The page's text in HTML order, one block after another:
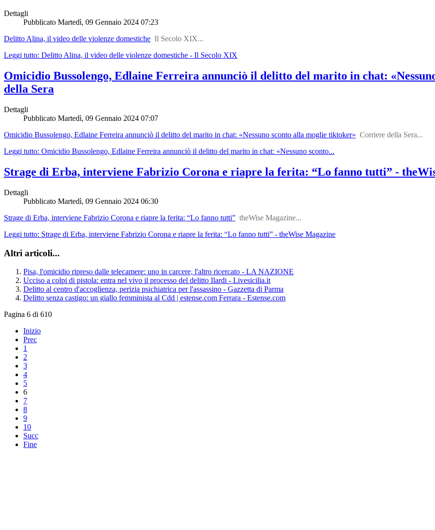
Dettagli
Pubblicato Martedì, 09 Gennaio 2024 07:23
Delitto Alina, il video delle violenze domestiche Il Secolo XIX...
Leggi tutto: Delitto Alina, il video delle violenze domestiche - Il Secolo XIX
Omicidio Bussolengo, Edlaine Ferreira annunciò il delitto del marito in chat:
della Sera
Dettagli
Pubblicato Martedì, 09 Gennaio 2024 07:07
Omicidio Bussolengo, Edlaine Ferreira annunciò il delitto del marito in chat: «Nessuno sconto alla moglie tiktoker» Corriere della Sera...
Leggi tutto: Omicidio Bussolengo, Edlaine Ferreira annunciò il delitto del marito in chat: «Nessuno sconto...
Strage di Erba, interviene Fabrizio Corona e riapre la ferita: “Lo fanno tutti” -
Dettagli
Pubblicato Martedì, 09 Gennaio 2024 06:30
Strage di Erba, interviene Fabrizio Corona e riapre la ferita: “Lo fanno tutti” theWise Magazine...
Leggi tutto: Strage di Erba, interviene Fabrizio Corona e riapre la ferita: “Lo fanno tutti” - theWise Magazine
Altri articoli...
Pisa, l'omicidio ripreso dalle telecamere: uno in carcere, l'altro ricercato - LA NAZIONE
Ucciso a colpi di pistola: entra nel vivo il processo del delitto Ilardi - Livesicilia.it
Delitto al centro d'accoglienza, perizia psichiatrica per l'assassino - Gazzetta di Parma
Delitto senza castigo: un giallo femminista al Cdd | estense.com Ferrara - Estense.com
Pagina 6 di 610
Inizio
Prec
1
2
3
4
5
6
7
8
9
10
Succ
Fine